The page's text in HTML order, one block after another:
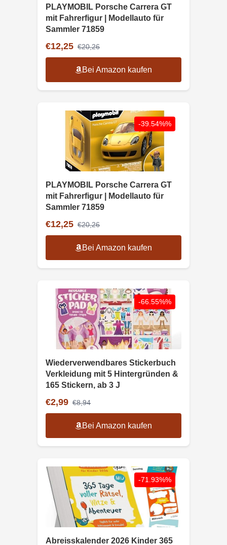
PLAYMOBIL Porsche Carrera GT
mit Fahrerfigur | Modellauto für
Sammler 71859
€12,25 €20,26
Bei Amazon kaufen
-39.54%%
PLAYMOBIL Porsche Carrera GT
mit Fahrerfigur | Modellauto für
Sammler 71859
€12,25 €20,26
Bei Amazon kaufen
-66.55%%
Wiederverwendbares Stickerbuch
Verkleidung mit 5 Hintergründen &
165 Stickern, ab 3 J
€2,99 €8,94
Bei Amazon kaufen
-71.93%%
Abreisskalender 2026 Kinder 365